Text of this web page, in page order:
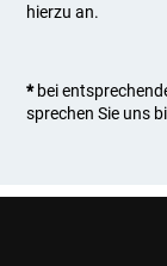
hierzu an.
*bei
sprechen Sie uns